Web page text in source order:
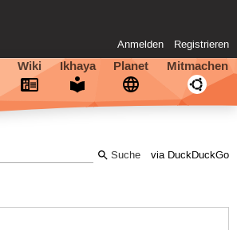
Anmelden Registrieren
Wiki Ikhaya Planet Mitmachen
via DuckDuckGo